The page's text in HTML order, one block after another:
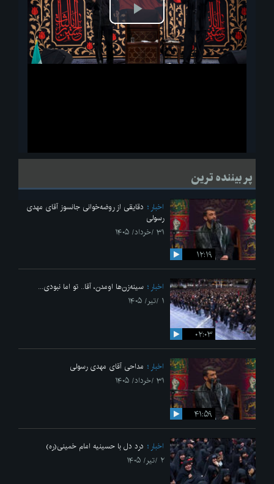
پخش
ویدیو
لحظاتی از قرائت زیارت اربعین امام حسین(ع) در مراسم عزاداری هیئات
پر بیننده ترین
۱۲:۱۹
اخبار
دقایقی از روضه‌خوانی جانسوز آقای مهدی
رسولی
۳۱ /خرداد/ ۱۴۰۵
۰۲:۰۳
اخبار
سینه‌زن‌ها اومدن،‌ آقا.. تو اما نبودی...
۱ /تیر/ ۱۴۰۵
۴۱:۵۹
اخبار
مداحی آقای مهدی رسولی
۳۱ /خرداد/ ۱۴۰۵
اخبار
درد دل با حسینیه امام خمینی(ره)
۲ /تیر/ ۱۴۰۵